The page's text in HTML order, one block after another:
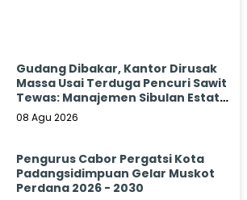
Gudang Dibakar, Kantor Dirusak
Massa Usai Terduga Pencuri Sawit
Tewas: Manajemen Sibulan Estate
Bungkam
08 Agu 2026
Pengurus Cabor Pergatsi Kota
Padangsidimpuan Gelar Muskot
Perdana 2026 - 2030